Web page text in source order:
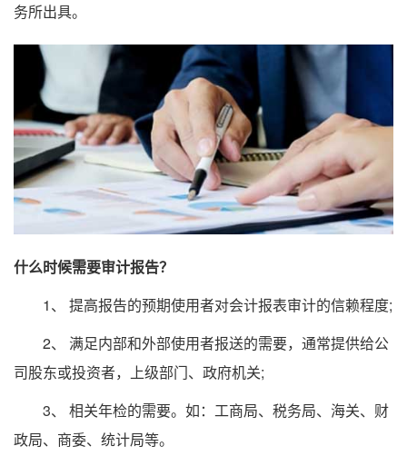
务所出具。
什么时候需要审计报告？
1、 提高报告的预期使用者对会计报表审计的信赖程度;
2、 满足内部和外部使用者报送的需要，通常提供给公
司股东或投资者，上级部门、政府机关;
3、 相关年检的需要。如：工商局、税务局、海关、财
政局、商委、统计局等。